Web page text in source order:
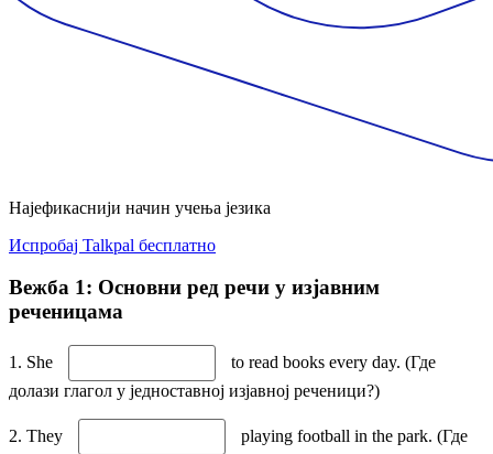
Најефикаснији начин учења језика
Испробај Talkpal бесплатно
Вежба 1: Основни ред речи у изјавним
реченицама
1. She
to read books every day. (Где
долази глагол у једноставној изјавној реченици?)
2. They
playing football in the park. (Где